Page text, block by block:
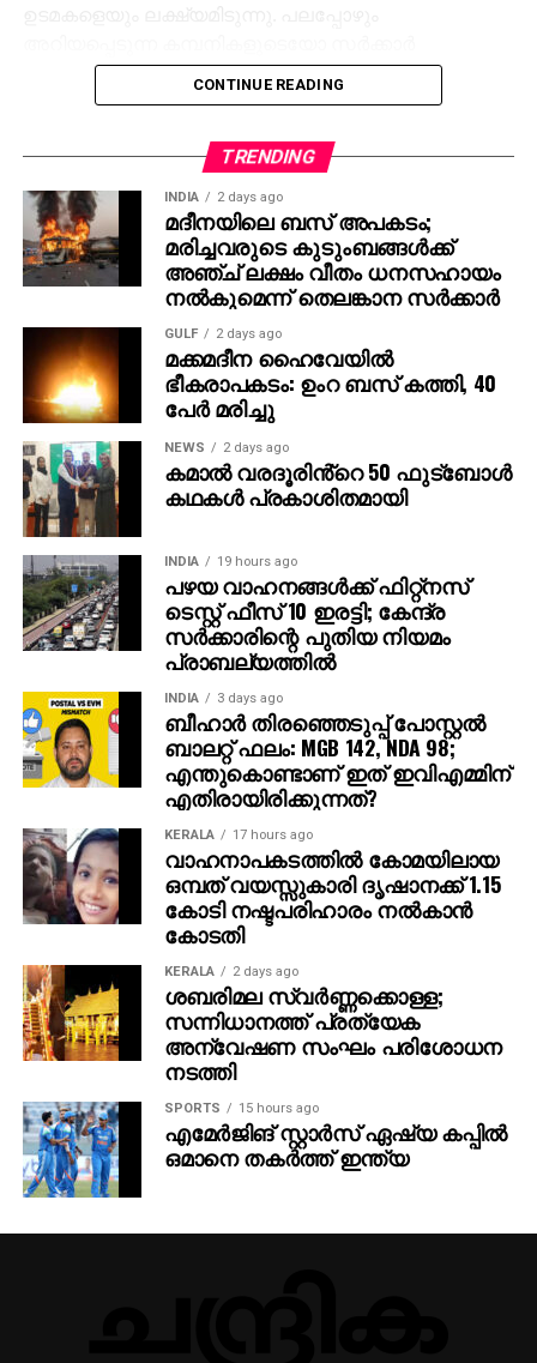
ഏജന്‍സികളുടെയോ പേരില്‍ വ്യാജ ജോലി
ലിസ്റ്റിംഗുകള്‍ സൃഷ്ടിക്കപ്പെടുന്നു. ഇരകളോട്
പ്രോസസ്സിംഗ് ഫീസ് എന്ന പേരില്‍ പണം അടയ്ക്കാനും
ആവശ്യപ്പെടുന്നതാണ് സാധാരണ രീതി. ചിലര്‍
മാല്‍വെയര്‍ ഇന്‍സ്റ്റാള്‍ ചെയ്യാനോ ഡാറ്റ
മോഷ്ടിക്കാനോ ലക്ഷ്യമിട്ടുള്ള വ്യാജ അഭിമുഖ
സോഫ്റ്റ്‌വെയറുകളും അയക്കുന്നു. ഇത്തരം തട്ടിപ്പുകള്‍
വ്യക്തികള്‍ക്കും സ്ഥാപനങ്ങള്‍ക്കും ഗുരുതരമായ
ഭീഷണിയാണെന്ന് ഗൂഗിള്‍ മുന്നറിയിപ്പ് നല്‍കി.
നിയമാനുസൃത തൊഴിലുടമകള്‍ ഒരിക്കലും സാമ്പത്തിക
വിവരങ്ങളോ പേയ്‌മെന്റെ് ആവശ്യങ്ങളോ
ഉന്നയിക്കില്ലെന്നും ഉപയോക്താക്കള്‍ ഓണ്‍ലൈനില്‍
കൂടുതല്‍ ജാഗ്രത പാലിക്കണമെന്നും ഗൂഗിള്‍
വ്യക്തമാക്കി.
CONTINUE READING
TRENDING
INDIA 2 days ago
മദീനയിലെ ബസ് അപകടം;
മരിച്ചവരുടെ കുടുംബങ്ങള്‍ക്ക്
അഞ്ച് ലക്ഷം വീതം ധനസഹായം
നല്‍കുമെന്ന് തെലങ്കാന സര്‍ക്കാര്‍
GULF 2 days ago
മക്കമദീന ഹൈവേയില്‍
ഭീകരാപകടം: ഉംറ ബസ് കത്തി, 40
പേര്‍ മരിച്ചു
NEWS 2 days ago
കമാൽ വരദൂരിൻ്റെ 50 ഫുട്ബോൾ
കഥകൾ പ്രകാശിതമായി
INDIA 19 hours ago
പഴയ വാഹനങ്ങള്‍ക്ക് ഫിറ്റ്‌നസ്
ടെസ്റ്റ് ഫീസ് 10 ഇരട്ടി; കേന്ദ്ര
സര്‍ക്കാരിന്റെ പുതിയ നിയമം
പ്രാബല്യത്തില്‍
INDIA 3 days ago
ബീഹാർ തിരഞ്ഞെടുപ്പ് പോസ്റ്റൽ
ബാലറ്റ് ഫലം: MGB 142, NDA 98;
എന്തുകൊണ്ടാണ് ഇത് ഇവിഎമ്മിന്
എതിരായിരിക്കുന്നത്?
KERALA 17 hours ago
വാഹനാപകടത്തില്‍ കോമയിലായ
ഒമ്പത് വയസ്സുകാരി ദൃഷാനക്ക് 1.15
കോടി നഷ്ടപരിഹാരം നല്‍കാന്‍
കോടതി
KERALA 2 days ago
ശബരിമല സ്വര്‍ണ്ണക്കൊള്ള;
സന്നിധാനത്ത് പ്രത്യേക
അന്വേഷണ സംഘം പരിശോധന
നടത്തി
SPORTS 15 hours ago
എമേര്‍ജിങ് സ്റ്റാര്‍സ് ഏഷ്യ കപ്പില്‍
ഒമാനെ തകര്‍ത്ത് ഇന്ത്യ